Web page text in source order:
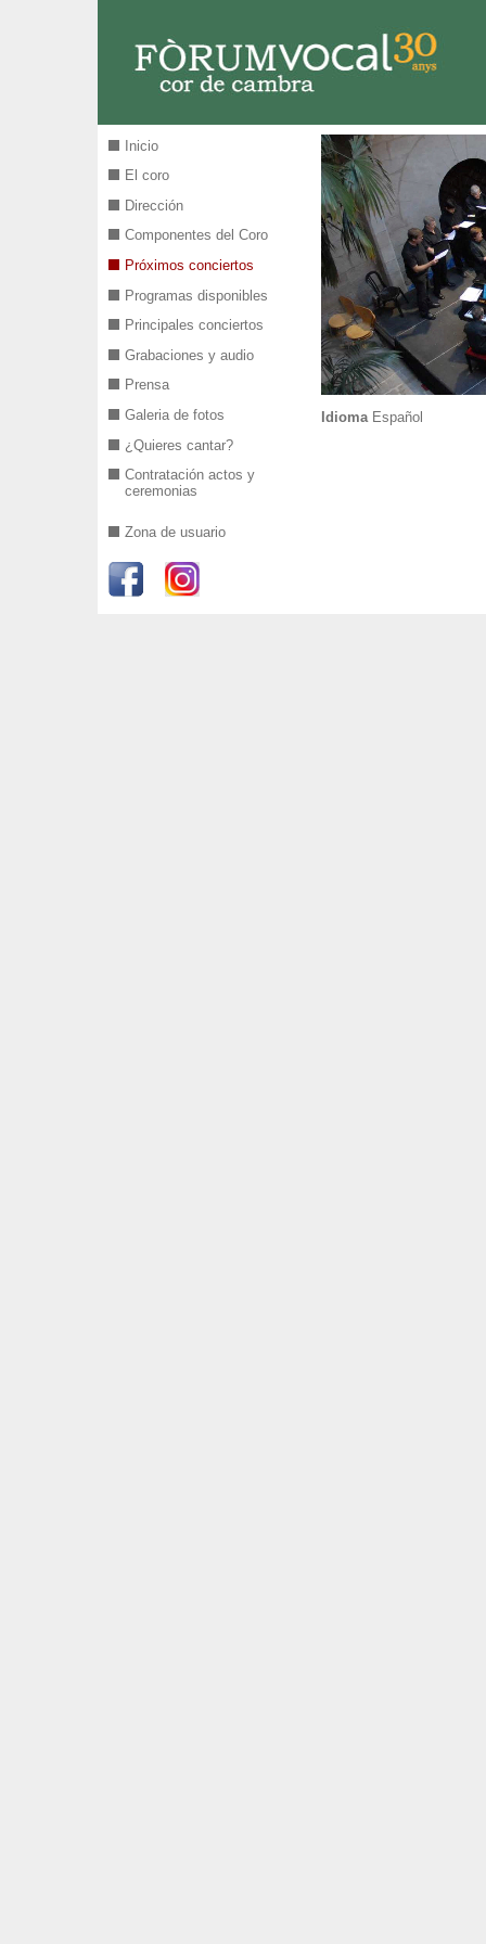
IdiomaEspañol
Inicio
El coro
Dirección
Componentes del Coro
Próximos conciertos
Programas disponibles
Principales conciertos
Grabaciones y audio
Prensa
Galeria de fotos
¿Quieres cantar?
Contratación actos y
ceremonias
Zona de usuario